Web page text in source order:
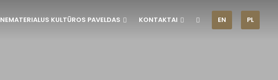
NEMATERIALUS KULTŪROS PAVELDAS KONTAKTAI EN PL